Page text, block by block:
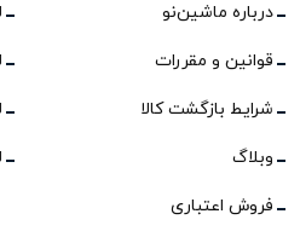
درباره ماشین‌نو
قوانین و مقررات
شرایط بازگشت کالا
وبلاگ
فروش اعتباری